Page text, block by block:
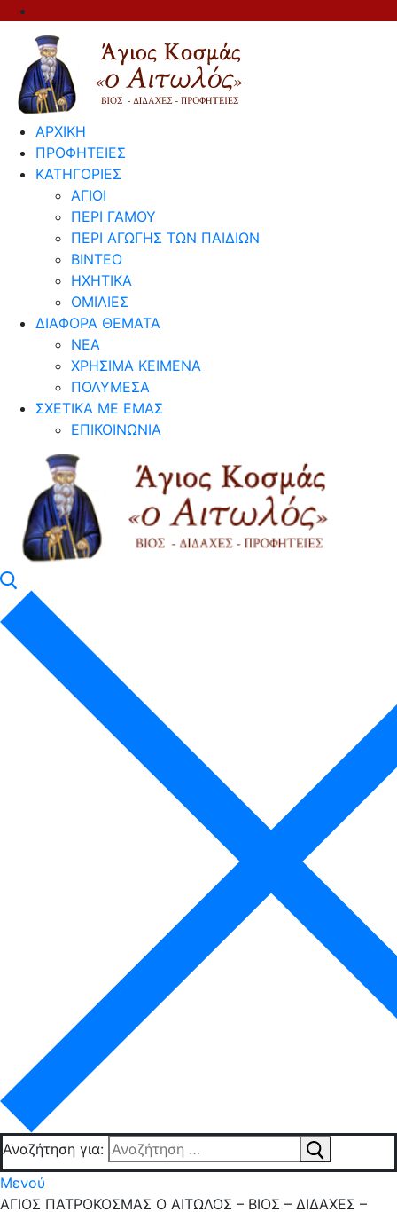
ΑΡΧΙΚΗ
ΠΡΟΦΗΤΕΙΕΣ
ΚΑΤΗΓΟΡΙΕΣ
ΑΓΙΟΙ
ΠΕΡΙ ΓΑΜΟΥ
ΠΕΡΙ ΑΓΩΓΗΣ ΤΩΝ ΠΑΙΔΙΩΝ
ΒΙΝΤΕΟ
ΗΧΗΤΙΚΑ
ΟΜΙΛΙΕΣ
ΔΙΑΦΟΡΑ ΘΕΜΑΤΑ
ΝΕΑ
ΧΡΗΣΙΜΑ ΚΕΙΜΕΝΑ
ΠΟΛΥΜΕΣΑ
ΣΧΕΤΙΚΑ ΜΕ ΕΜΑΣ
ΕΠΙΚΟΙΝΩΝΙΑ
Αναζήτηση για:
Μενού
ΑΓΙΟΣ ΠΑΤΡΟΚΟΣΜΑΣ Ο ΑΙΤΩΛΟΣ – ΒΙΟΣ – ΔΙΔΑΧΕΣ –